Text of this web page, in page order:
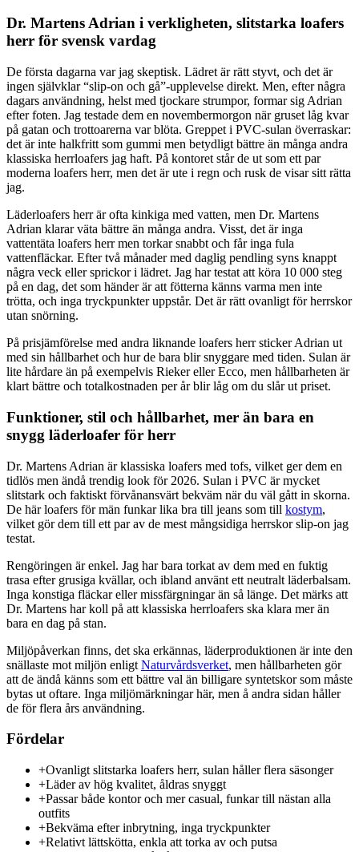
Dr. Martens Adrian i verkligheten, slitstarka loafers
herr för svensk vardag
De första dagarna var jag skeptisk. Lädret är rätt styvt, och det är
ingen självklar “slip-on och gå”-upplevelse direkt. Men, efter några
dagars användning, helst med tjockare strumpor, formar sig Adrian
efter foten. Jag testade dem en novembermorgon när gruset låg kvar
på gatan och trottoarerna var blöta. Greppet i PVC-sulan överraskar:
det är inte halkfritt som gummi men betydligt bättre än många andra
klassiska herrloafers jag haft. På kontoret står de ut som ett par
moderna loafers herr, men det är ute i regn och rusk de visar sitt rätta
jag.
Läderloafers herr är ofta kinkiga med vatten, men Dr. Martens
Adrian klarar väta bättre än många andra. Visst, det är inga
vattentäta loafers herr men torkar snabbt och får inga fula
vattenfläckar. Efter två månader med daglig pendling syns knappt
några veck eller sprickor i lädret. Jag har testat att köra 10 000 steg
på en dag, det som händer är att fötterna känns varma men inte
trötta, och inga tryckpunkter uppstår. Det är rätt ovanligt för herrskor
utan snörning.
På prisjämförelse med andra liknande loafers herr sticker Adrian ut
med sin hållbarhet och hur de bara blir snyggare med tiden. Sulan är
lite hårdare än på exempelvis Rieker eller Ecco, men hållbarheten är
klart bättre och totalkostnaden per år blir låg om du slår ut priset.
Funktioner, stil och hållbarhet, mer än bara en
snygg läderloafer för herr
Dr. Martens Adrian är klassiska loafers med tofs, vilket ger dem en
tidlös men ändå trendig look för 2026. Sulan i PVC är mycket
slitstark och faktiskt förvånansvärt bekväm när du väl gått in skorna.
De här loafers för män funkar lika bra till jeans som till kostym,
vilket gör dem till ett par av de mest mångsidiga herrskor slip-on jag
testat.
Rengöringen är enkel. Jag har bara torkat av dem med en fuktig
trasa efter grusiga kvällar, och ibland använt ett neutralt läderbalsam.
Inga konstiga fläckar eller missfärgningar än så länge. Det märks att
Dr. Martens har koll på att klassiska herrloafers ska klara mer än
bara en dag på stan.
Miljöpåverkan finns, det ska erkännas, läderproduktionen är inte den
snällaste mot miljön enligt Naturvårdsverket, men hållbarheten gör
att de ändå känns som ett bättre val än billigare syntetskor som måste
bytas ut oftare. Inga miljömärkningar här, men å andra sidan håller
de för flera års användning.
Fördelar
+Ovanligt slitstarka loafers herr, sulan håller flera säsonger
+Läder av hög kvalitet, åldras snyggt
+Passar både kontor och mer casual, funkar till nästan alla
outfits
+Bekväma efter inbrytning, inga tryckpunkter
+Relativt lättskötta, enkla att torka av och putsa